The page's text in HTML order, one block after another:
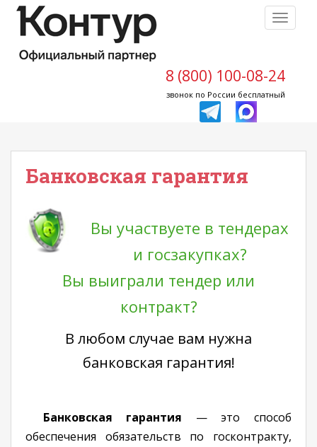
8 (800) 100-08-24
звонок по России бесплатный
Банковская гарантия
Вы участвуете в тендерах
и госзакупках?
Вы выиграли тендер или
контракт?
В любом случае вам нужна
банковская гарантия!
Банковская гарантия — это способ
обеспечения обязательств по госконтракту,